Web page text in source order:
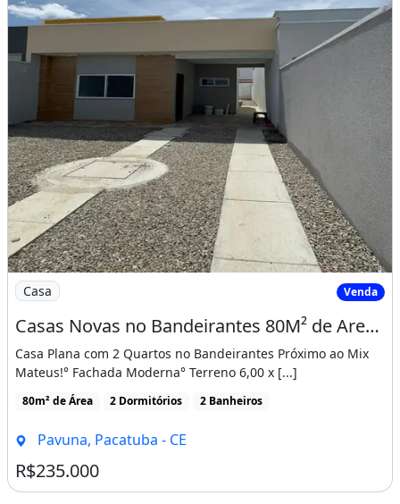
Imagem: Casas Novas no Bandeirantes 80M² de Area
Casa Venda
Casas Novas no Bandeirantes 80M² de Area Construida, Proximo Ao Mix Mateus! Cód. Cgj8Si
Casa Plana com 2 Quartos no Bandeirantes Próximo ao Mix
Mateus!° Fachada Moderna° Terreno 6,00 x [...]
80m² de Área 2 Dormitórios 2 Banheiros
Pavuna, Pacatuba - CE
R$235.000